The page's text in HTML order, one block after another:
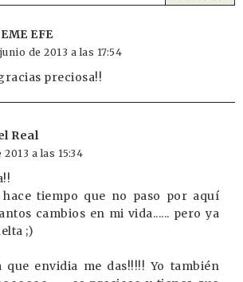
EFE
de 2013 a las 17:54
preciosa!!
Real
a las 15:34
hace tiempo que no paso por aquí
cambios en mi vida...... pero ya
;)
que envidia me das!!!!! Yo también